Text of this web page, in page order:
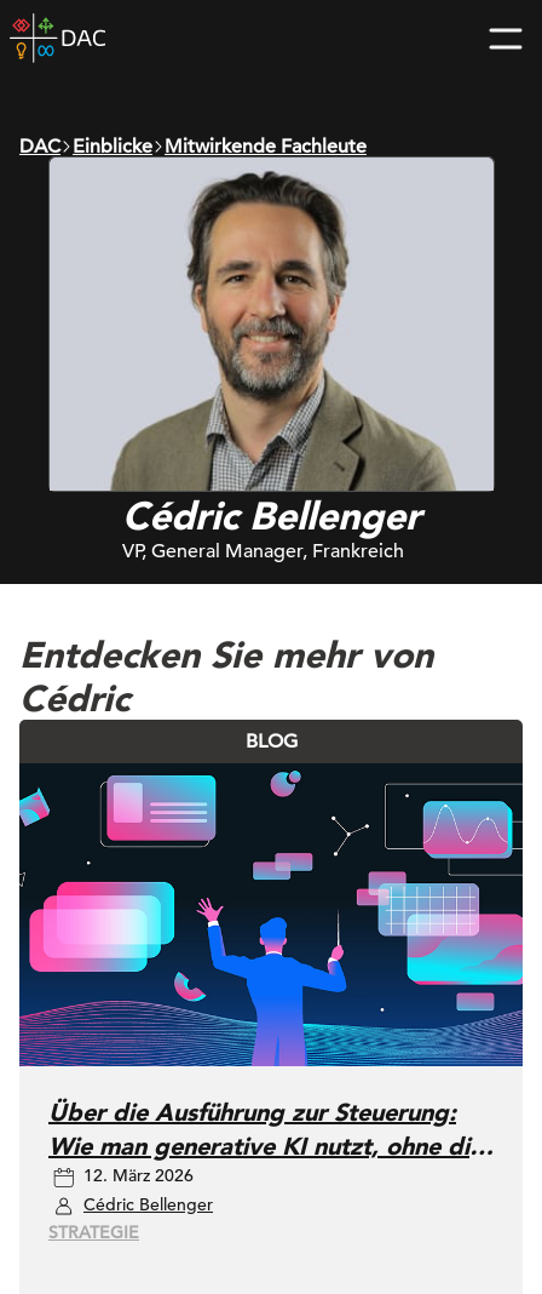
Skip
to
home
DAC Einblicke Mitwirkende Fachleute
Cédric Bellenger
VP, General Manager, Frankreich
Entdecken Sie mehr von
Cédric
BLOG
Über die Ausführung zur Steuerung:
Wie man generative KI nutzt, ohne die
Kontrolle zu verlieren
12. März 2026
Cédric Bellenger
STRATEGIE